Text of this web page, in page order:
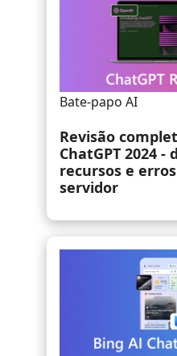
Bate-papo AI
Chatsonic
sobre o AI
Bate-papo AI